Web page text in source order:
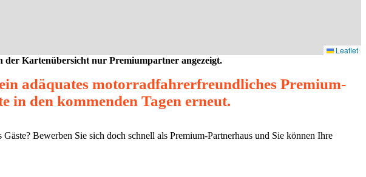
Leaflet
der Kartenübersicht nur Premiumpartner angezeigt.
adäquates motorradfahrerfreundliches Premium-
in den kommenden Tagen erneut.
Bewerben Sie sich doch schnell als Premium-Partnerhaus und Sie können Ihre